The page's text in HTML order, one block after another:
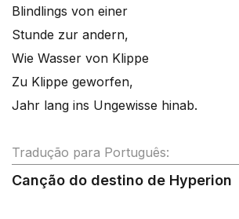
Blindlings von einer
Stunde zur andern,
Wie Wasser von Klippe
Zu Klippe geworfen,
Jahr lang ins Ungewisse hinab.
Tradução para Português:
Canção do destino de Hyperion